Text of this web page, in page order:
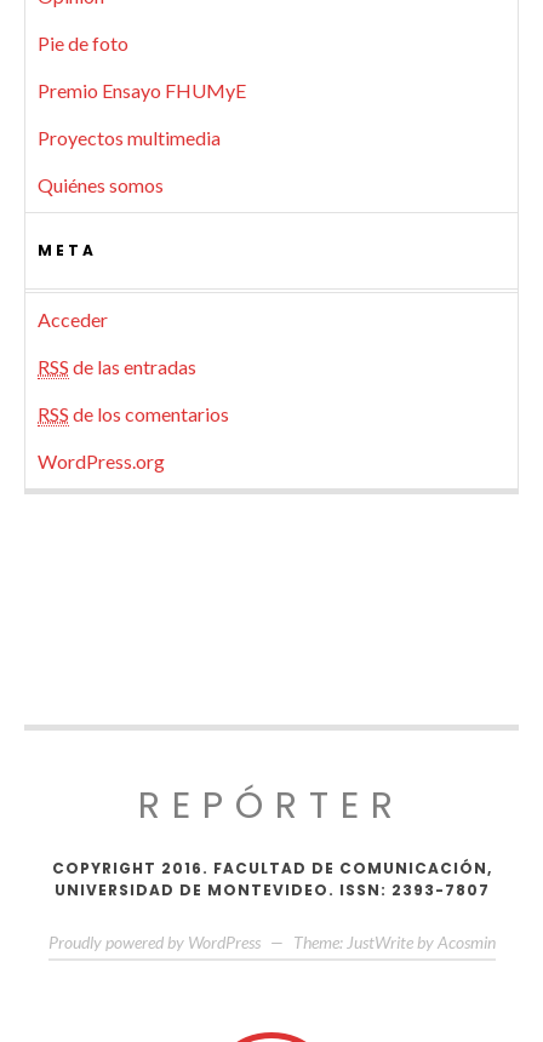
Pie de foto
Premio Ensayo FHUMyE
Proyectos multimedia
Quiénes somos
META
Acceder
RSS de las entradas
RSS de los comentarios
WordPress.org
REPÓRTER
COPYRIGHT 2016. FACULTAD DE COMUNICACIÓN,
UNIVERSIDAD DE MONTEVIDEO. ISSN: 2393-7807
Proudly powered by WordPress — Theme: JustWrite by Acosmin